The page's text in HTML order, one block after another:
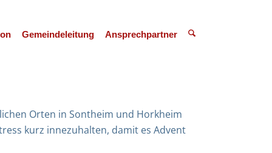
Gemeindeleitung Ansprechpartner
Orten in Sontheim und Horkheim
kurz innezuhalten, damit es Advent